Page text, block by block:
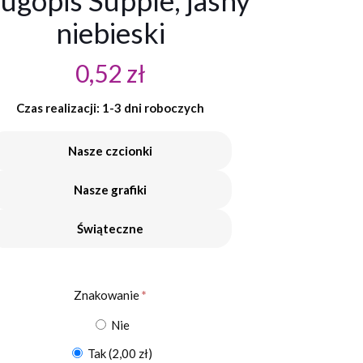
niebieski
0,52 zł
Czas realizacji: 1-3 dni roboczych
Nasze czcionki
Nasze grafiki
Świąteczne
Znakowanie*
Nie
Tak(2,00 zł)